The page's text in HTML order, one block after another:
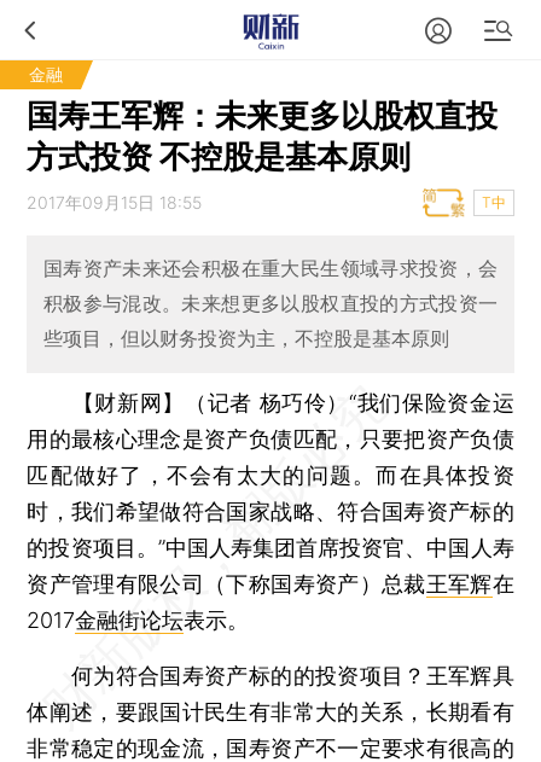
金融
国寿王军辉：未来更多以股权直投
方式投资 不控股是基本原则
2017年09月15日 18:55 T中
国寿资产未来还会积极在重大民生领域寻求投资，会
积极参与混改。未来想更多以股权直投的方式投资一
些项目，但以财务投资为主，不控股是基本原则
【财新网】（记者 杨巧伶）“我们保险资金运
用的最核心理念是资产负债匹配，只要把资产负债
匹配做好了，不会有太大的问题。而在具体投资
时，我们希望做符合国家战略、符合国寿资产标的
的投资项目。”中国人寿集团首席投资官、中国人寿
资产管理有限公司（下称国寿资产）总裁王军辉在
2017金融街论坛表示。
何为符合国寿资产标的的投资项目？王军辉具
体阐述，要跟国计民生有非常大的关系，长期看有
非常稳定的现金流，国寿资产不一定要求有很高的